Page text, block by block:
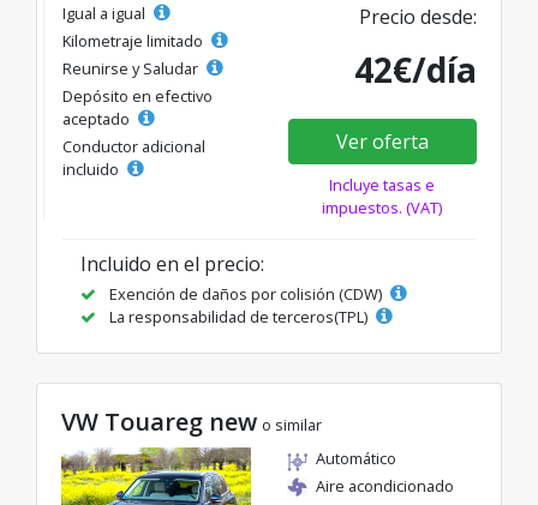
Igual a igual
Kilometraje limitado
Reunirse y Saludar
Depósito en efectivo
aceptado
Conductor adicional
incluido
Precio desde:
42€/día
Ver oferta
Incluye tasas e
impuestos. (VAT)
Incluido en el precio:
Exención de daños por colisión (CDW)
La responsabilidad de terceros(TPL)
VW Touareg new o similar
Automático
Aire acondicionado